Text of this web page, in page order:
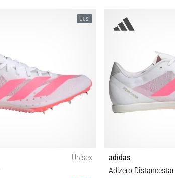
Uusi
Unisex
adidas
Adizero Distancestar